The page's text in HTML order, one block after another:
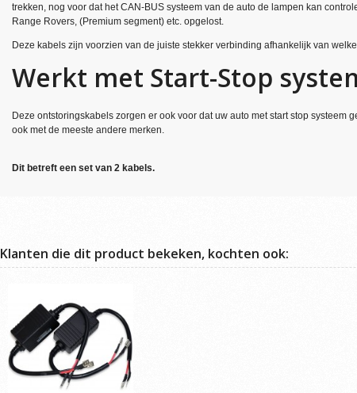
trekken, nog voor dat het CAN-BUS systeem van de auto de lampen kan
Range Rovers, (Premium segment) etc. opgelost.
Deze kabels zijn voorzien van de juiste stekker verbinding afhankelijk van
Werkt met Start-Stop
Deze ontstoringskabels zorgen er ook voor dat uw auto met start stop systeem
ook met de meeste andere merken.
Dit betreft een set van 2 kabels.
Klanten die dit product bekeken, kochten ook: